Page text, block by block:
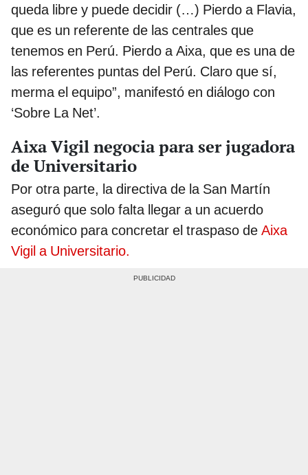
queda libre y puede decidir (…) Pierdo a Flavia,
que es un referente de las centrales que
tenemos en Perú. Pierdo a Aixa, que es una de
las referentes puntas del Perú. Claro que sí,
merma el equipo”, manifestó en diálogo con
‘Sobre La Net’.
Aixa Vigil negocia para ser jugadora
de Universitario
Por otra parte, la directiva de la San Martín
aseguró que solo falta llegar a un acuerdo
económico para concretar el traspaso de Aixa
Vigil a Universitario.